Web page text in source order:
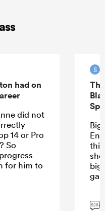
had on
did not
14 or Pro
So
for him to
S
528